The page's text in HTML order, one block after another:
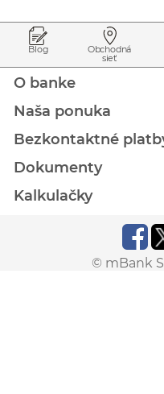
Blog Obchodná
sieť
O banke
Naša ponuka
Bezkontaktné
Dokumenty
Kalkulačky
© mBank